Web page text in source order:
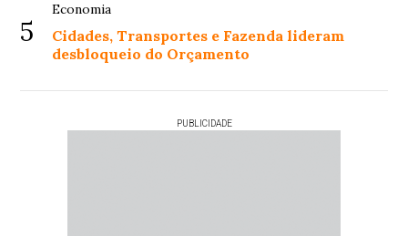
5
Economia
Cidades, Transportes e Fazenda lideram
desbloqueio do Orçamento
PUBLICIDADE